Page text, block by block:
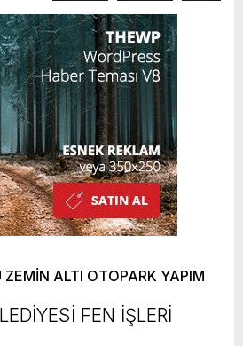
ZEMİN ALTI OTOPARK YAPIM
FEN İŞLERİ